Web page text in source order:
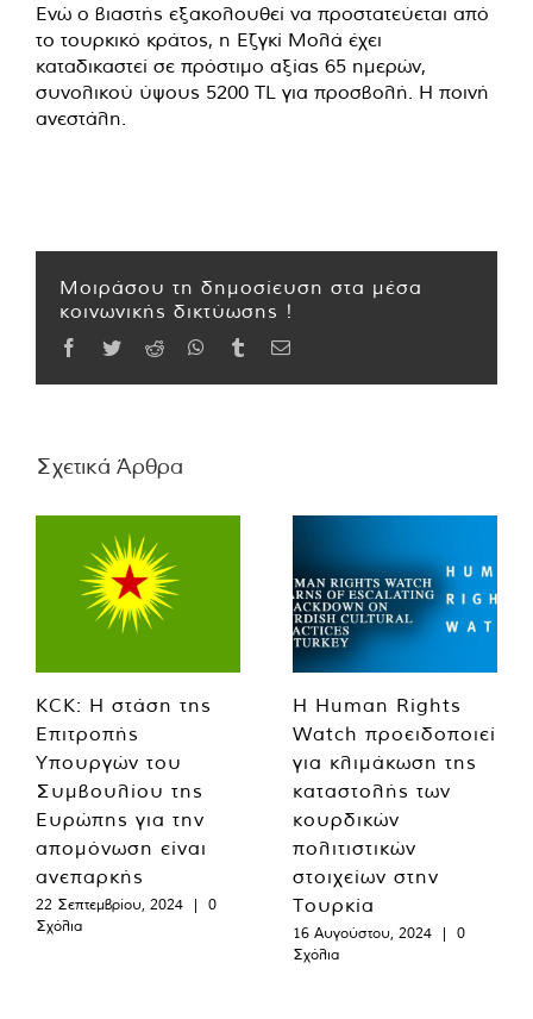
Ενώ ο βιαστής εξακολουθεί να προστατεύεται από
το τουρκικό κράτος, η Εζγκί Μολά έχει
καταδικαστεί σε πρόστιμο αξίας 65 ημερών,
συνολικού ύψους 5200 TL για προσβολή. Η ποινή
ανεστάλη.
Μοιράσου τη δημοσίευση στα μέσα
κοινωνικής δικτύωσης !
Facebook
TwitterReddit WhatsApp
TumblrEmail
Σχετικά Άρθρα
KCK: Η στάση της
Επιτροπής
Υπουργών του
Συμβουλίου της
Ευρώπης για την
απομόνωση είναι
ανεπαρκής
22 Σεπτεμβρίου, 2024 |
0
Σχόλια
Η Human Rights
Watch προειδοποιεί
για κλιμάκωση της
καταστολής των
κουρδικών
πολιτιστικών
στοιχείων στην
Τουρκία
16 Αυγούστου, 2024 |
0
Σχόλια